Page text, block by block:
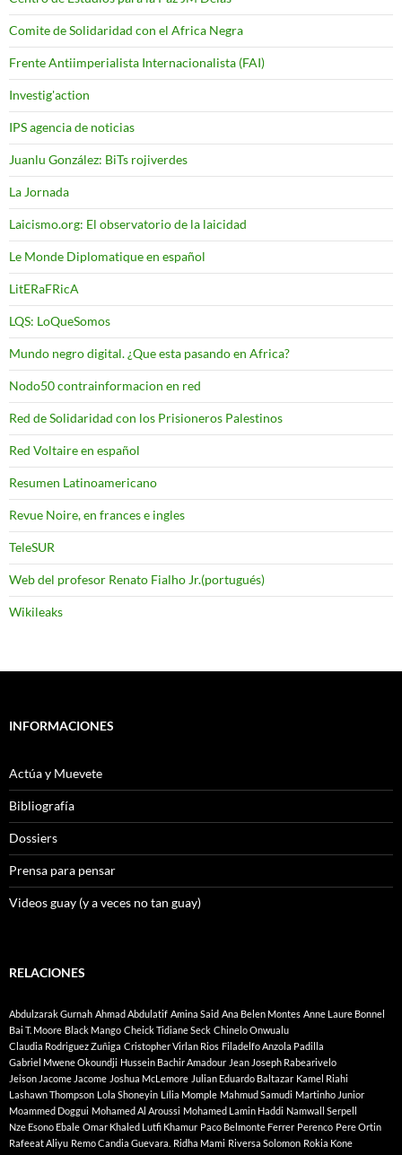
Comite de Solidaridad con el Africa Negra
Frente Antiimperialista Internacionalista (FAI)
Investig'action
IPS agencia de noticias
Juanlu González: BiTs rojiverdes
La Jornada
Laicismo.org: El observatorio de la laicidad
Le Monde Diplomatique en español
LitERaFRicA
LQS: LoQueSomos
Mundo negro digital. ¿Que esta pasando en Africa?
Nodo50 contrainformacion en red
Red de Solidaridad con los Prisioneros Palestinos
Red Voltaire en español
Resumen Latinoamericano
Revue Noire, en frances e ingles
TeleSUR
Web del profesor Renato Fialho Jr.(portugués)
Wikileaks
INFORMACIONES
Actúa y Muevete
Bibliografía
Dossiers
Prensa para pensar
Videos guay (y a veces no tan guay)
RELACIONES
Abdulzarak Gurnah Ahmad Abdulatif Amina Said Ana Belen Montes Anne Laure Bonnel
Bai T. Moore Black Mango Cheick Tidiane Seck Chinelo Onwualu
Claudia Rodriguez Zuñiga Cristopher Virlan Rios Filadelfo Anzola Padilla
Gabriel Mwene Okoundji Hussein Bachir Amadour Jean Joseph Rabearivelo
Jeison Jacome Jacome Joshua McLemore Julian Eduardo Baltazar Kamel Riahi
Lashawn Thompson Lola Shoneyin Lília Momple Mahmud Samudi Martinho Junior
Moammed Doggui Mohamed Al Aroussi Mohamed Lamin Haddi Namwall Serpell
Nze Esono Ebale Omar Khaled Lutfi Khamur Paco Belmonte Ferrer Perenco Pere Ortin
Rafeeat Aliyu Remo Candia Guevara. Ridha Mami Riversa Solomon Rokia Kone